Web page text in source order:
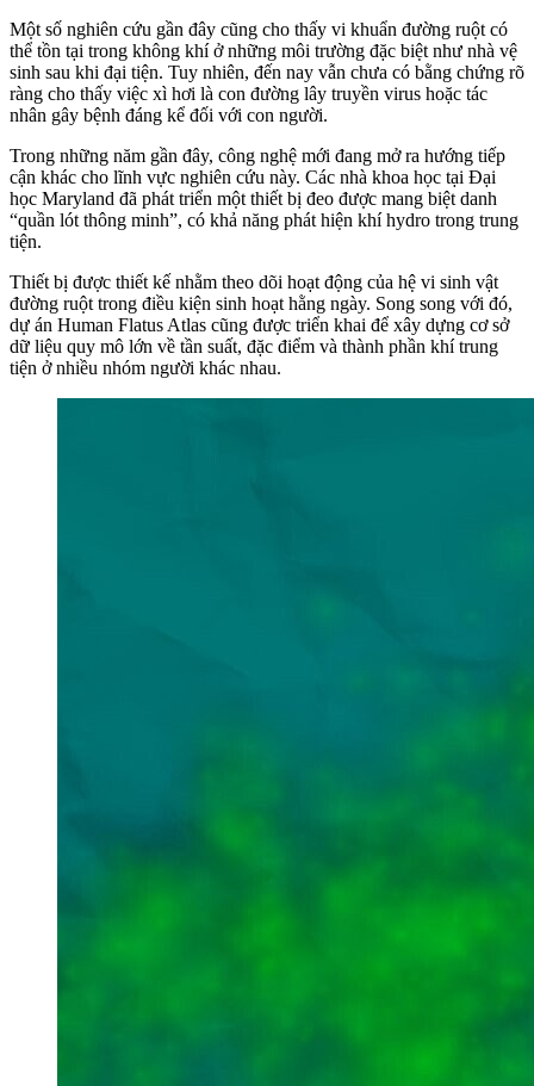
Một số nghiên cứu gần đây cũng cho thấy vi khuẩn đường ruột có
thể tồn tại trong không khí ở những môi trường đặc biệt như nhà vệ
sinh sau khi đại tiện. Tuy nhiên, đến nay vẫn chưa có bằng chứng rõ
ràng cho thấy việc xì hơi là con đường lây truyền virus hoặc tác
nhân gây bệnh đáng kể đối với con người.
Trong những năm gần đây, công nghệ mới đang mở ra hướng tiếp
cận khác cho lĩnh vực nghiên cứu này. Các nhà khoa học tại Đại
học Maryland đã phát triển một thiết bị đeo được mang biệt danh
“quần lót thông minh”, có khả năng phát hiện khí hydro trong trung
tiện.
Thiết bị được thiết kế nhằm theo dõi hoạt động của hệ vi sinh vật
đường ruột trong điều kiện sinh hoạt hằng ngày. Song song với đó,
dự án Human Flatus Atlas cũng được triển khai để xây dựng cơ sở
dữ liệu quy mô lớn về tần suất, đặc điểm và thành phần khí trung
tiện ở nhiều nhóm người khác nhau.